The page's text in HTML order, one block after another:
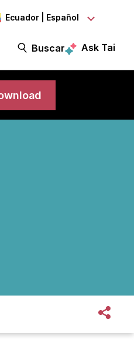
Ecuador | Español
Buscar Ask Tai